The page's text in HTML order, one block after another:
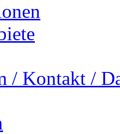
/ Kontakt /